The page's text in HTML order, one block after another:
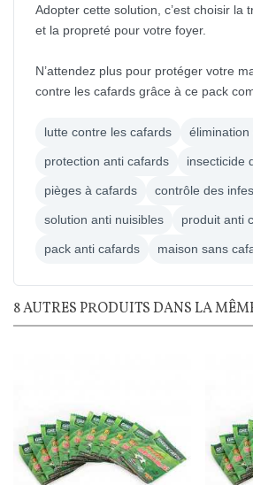
Adopter cette solution, c’est choisir la
et la propreté pour votre foyer.
N’attendez plus pour protéger votre
contre les cafards grâce à ce pack
lutte contre les cafards élimination
protection anti cafards insecticide
pièges à cafards contrôle des
solution anti nuisibles produit anti
pack anti cafards maison sans
8 AUTRES PRODUITS DANS LA